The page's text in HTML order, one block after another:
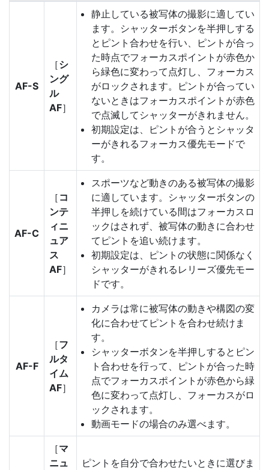
AF-S
［シ
ング
ル
AF］
静止している被写体の撮影に適してい
ます。シャッターボタンを半押しする
とピント合わせを行い、ピントが合っ
た時点でフォーカスポイントが赤色か
ら緑色に変わって点灯し、フォーカス
がロックされます。ピントが合ってい
ないときはフォーカスポイントが赤色
で点滅してシャッターがきれません。
初期設定は、ピントが合うとシャッタ
ーがきれるフォーカス優先モードで
す。
AF-C
［ コ
ンテ
ィニ
ュア
ス
AF］
スポーツなど動きのある被写体の撮影
に適しています。シャッターボタンの
半押しを続けている間はフォーカスロ
ックはされず、被写体の動きに合わせ
てピントを追い続けます。
初期設定は、ピントの状態に関係なく
シャッターがきれるレリーズ優先モー
ドです。
AF-F
［フ
ルタ
イム
AF］
カメラは常に被写体の動きや構図の変
化に合わせてピントを合わせ続けま
す。
シャッターボタンを半押しするとピン
ト合わせを行って、ピントが合った時
点でフォーカスポイントが赤色から緑
色に変わって点灯し、フォーカスがロ
ックされます。
動画モードの場合のみ選べます。
［マ
ニュ
ピントを自分で合わせたいときに選びま